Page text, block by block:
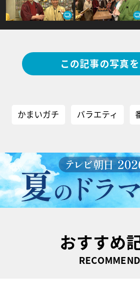
この記事の写真
かまいガチ バラエティ
おすすめ
RECOMMEND